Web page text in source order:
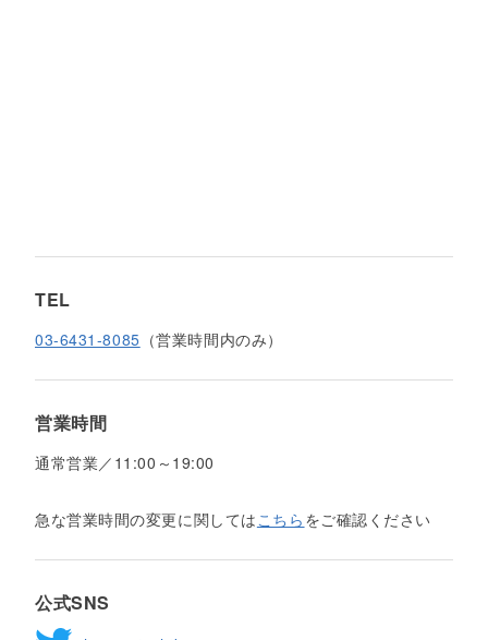
TEL
03-6431-8085 （営業時間内のみ）
営業時間
通常営業／11:00～19:00
急な営業時間の変更に関してはこちら をご確認ください
公式SNS